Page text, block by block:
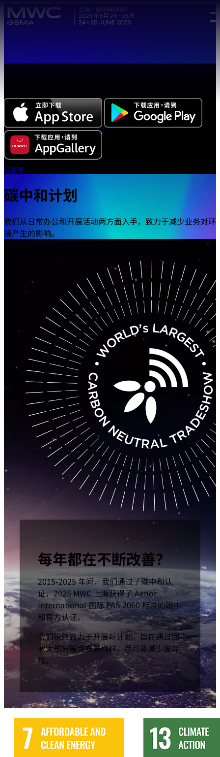
Skip to main content.
Close
碳中和计划
我们从日常办公和开展活动两方面入手，致力于减少业务对环
境产生的影响。
每年都在不断改善？
2015-2025 年间，我们通过了碳中和认
证，2025 MWC 上海获得了 Aenor
International 国际 PAS 2060 标准的碳中
和官方认证。
我们始终致力于开展新计划，旨在通过回
收大部分展会布展材料，尽可能减少废弃
物。